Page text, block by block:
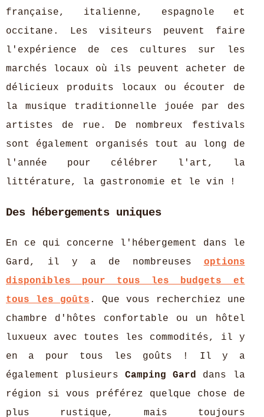
française, italienne, espagnole et
occitane. Les visiteurs peuvent faire
l'expérience de ces cultures sur les
marchés locaux où ils peuvent acheter de
délicieux produits locaux ou écouter de
la musique traditionnelle jouée par des
artistes de rue. De nombreux festivals
sont également organisés tout au long de
l'année pour célébrer l'art, la
littérature, la gastronomie et le vin !
Des hébergements uniques
En ce qui concerne l'hébergement dans le
Gard, il y a de nombreuses options
disponibles pour tous les budgets et
tous les goûts . Que vous recherchiez une
chambre d'hôtes confortable ou un hôtel
luxueux avec toutes les commodités, il y
en a pour tous les goûts ! Il y a
également plusieursCamping Gard dans la
région si vous préférez quelque chose de
plus rustique, mais toujours